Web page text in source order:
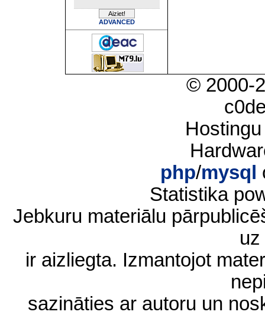
ADVANCED
© 2000-
php/mysql
Statistika
Jebkuru materiālu
ir aizliegta. Izmantojot
sazināties ar autoru un